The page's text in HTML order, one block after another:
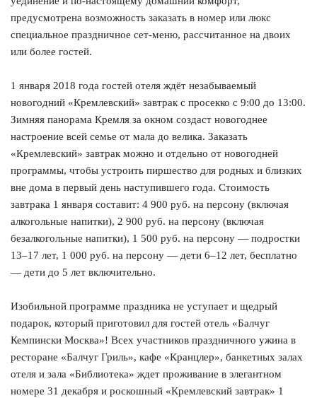
предусмотрена возможность заказать в номер или люкс
специальное праздничное сет-меню, рассчитанное на двоих
или более гостей.
1 января 2018 года гостей отеля ждёт незабываемый
новогодний «Кремлевский» завтрак с просекко с 9:00 до 13:00.
Зимняя панорама Кремля за окном создаст новогоднее
настроение всей семье от мала до велика. Заказать
«Кремлевский» завтрак можно и отдельно от новогодней
программы, чтобы устроить пиршество для родных и близких
вне дома в первый день наступившего года. Стоимость
завтрака 1 января составит: 4 900 руб. на персону (включая
алкогольные напитки), 2 900 руб. на персону (включая
безалкогольные напитки), 1 500 руб. на персону — подростки
13–17 лет, 1 000 руб. на персону — дети 6–12 лет, бесплатно
— дети до 5 лет включительно.
Изобильной программе праздника не уступает и щедрый
подарок, который приготовил для гостей отель «Балчуг
Кемпински Москва»! Всех участников праздничного ужина в
ресторане «Балчуг Гриль», кафе «Кранцлер», банкетных залах
отеля и зала «Библиотека» ждет проживание в элегантном
номере 31 декабря и роскошный «Кремлевский завтрак» 1